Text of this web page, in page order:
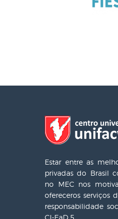
Estar entre as
privadas do Brasil
no MEC nos
ofereceros serviços
responsabilidade
CI-EaD 5